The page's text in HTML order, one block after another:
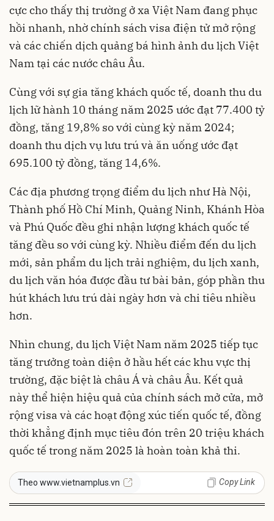
cực cho thấy thị trường ở xa Việt Nam đang phục
hồi nhanh, nhờ chính sách visa điện tử mở rộng
và các chiến dịch quảng bá hình ảnh du lịch Việt
Nam tại các nước châu Âu.
Cùng với sự gia tăng khách quốc tế, doanh thu du
lịch lữ hành 10 tháng năm 2025 ước đạt 77.400 tỷ
đồng, tăng 19,8% so với cùng kỳ năm 2024;
doanh thu dịch vụ lưu trú và ăn uống ước đạt
695.100 tỷ đồng, tăng 14,6%.
Các địa phương trọng điểm du lịch như Hà Nội,
Thành phố Hồ Chí Minh, Quảng Ninh, Khánh Hòa
và Phú Quốc đều ghi nhận lượng khách quốc tế
tăng đều so với cùng kỳ. Nhiều điểm đến du lịch
mới, sản phẩm du lịch trải nghiệm, du lịch xanh,
du lịch văn hóa được đầu tư bài bản, góp phần thu
hút khách lưu trú dài ngày hơn và chi tiêu nhiều
hơn.
Nhìn chung, du lịch Việt Nam năm 2025 tiếp tục
tăng trưởng toàn diện ở hầu hết các khu vực thị
trường, đặc biệt là châu Á và châu Âu. Kết quả
này thể hiện hiệu quả của chính sách mở cửa, mở
rộng visa và các hoạt động xúc tiến quốc tế, đồng
thời khẳng định mục tiêu đón trên 20 triệu khách
quốc tế trong năm 2025 là hoàn toàn khả thi.
Theo www.vietnamplus.vn Copy Link